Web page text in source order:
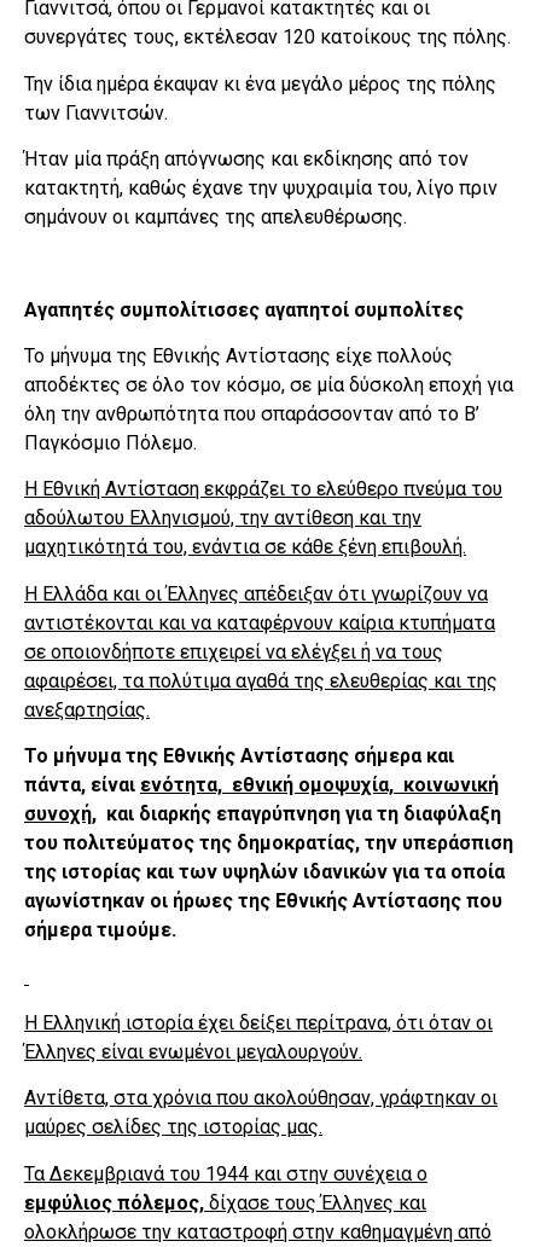
Γιαννιτσά, όπου οι Γερμανοί κατακτητές και οι
συνεργάτες τους, εκτέλεσαν 120 κατοίκους της πόλης.
Την ίδια ημέρα έκαψαν κι ένα μεγάλο μέρος της πόλης
των Γιαννιτσών.
Ήταν μία πράξη απόγνωσης και εκδίκησης από τον
κατακτητή, καθώς έχανε την ψυχραιμία του, λίγο πριν
σημάνουν οι καμπάνες της απελευθέρωσης.
Αγαπητές συμπολίτισσες αγαπητοί συμπολίτες
Το μήνυμα της Εθνικής Αντίστασης είχε πολλούς
αποδέκτες σε όλο τον κόσμο, σε μία δύσκολη εποχή για
όλη την ανθρωπότητα που σπαράσσονταν από το Β’
Παγκόσμιο Πόλεμο.
Η Εθνική Αντίσταση εκφράζει το ελεύθερο πνεύμα του
αδούλωτου Ελληνισμού, την αντίθεση και την
μαχητικότητά του, ενάντια σε κάθε ξένη επιβουλή.
Η Ελλάδα και οι Έλληνες απέδειξαν ότι γνωρίζουν να
αντιστέκονται και να καταφέρνουν καίρια κτυπήματα
σε οποιονδήποτε επιχειρεί να ελέγξει ή να τους
αφαιρέσει, τα πολύτιμα αγαθά της ελευθερίας και της
ανεξαρτησίας.
Το μήνυμα της Εθνικής Αντίστασης σήμερα και
πάντα, είναι ενότητα, εθνική ομοψυχία, κοινωνική
συνοχή, και διαρκής επαγρύπνηση για τη διαφύλαξη
του πολιτεύματος της δημοκρατίας, την υπεράσπιση
της ιστορίας και των υψηλών ιδανικών για τα οποία
αγωνίστηκαν οι ήρωες της Εθνικής Αντίστασης που
σήμερα τιμούμε.
Η Ελληνική ιστορία έχει δείξει περίτρανα, ότι όταν οι
Έλληνες είναι ενωμένοι μεγαλουργούν.
Αντίθετα, στα χρόνια που ακολούθησαν, γράφτηκαν οι
μαύρες σελίδες της ιστορίας μας.
Τα Δεκεμβριανά του 1944 και στην συνέχεια ο
εμφύλιος πόλεμος, δίχασε τους Έλληνες και
ολοκλήρωσε την καταστροφή στην καθημαγμένη από